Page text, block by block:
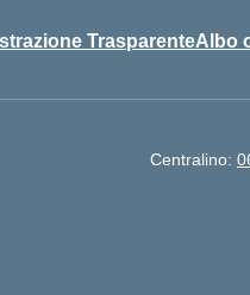
TrasparenteAlbo
Centralino: